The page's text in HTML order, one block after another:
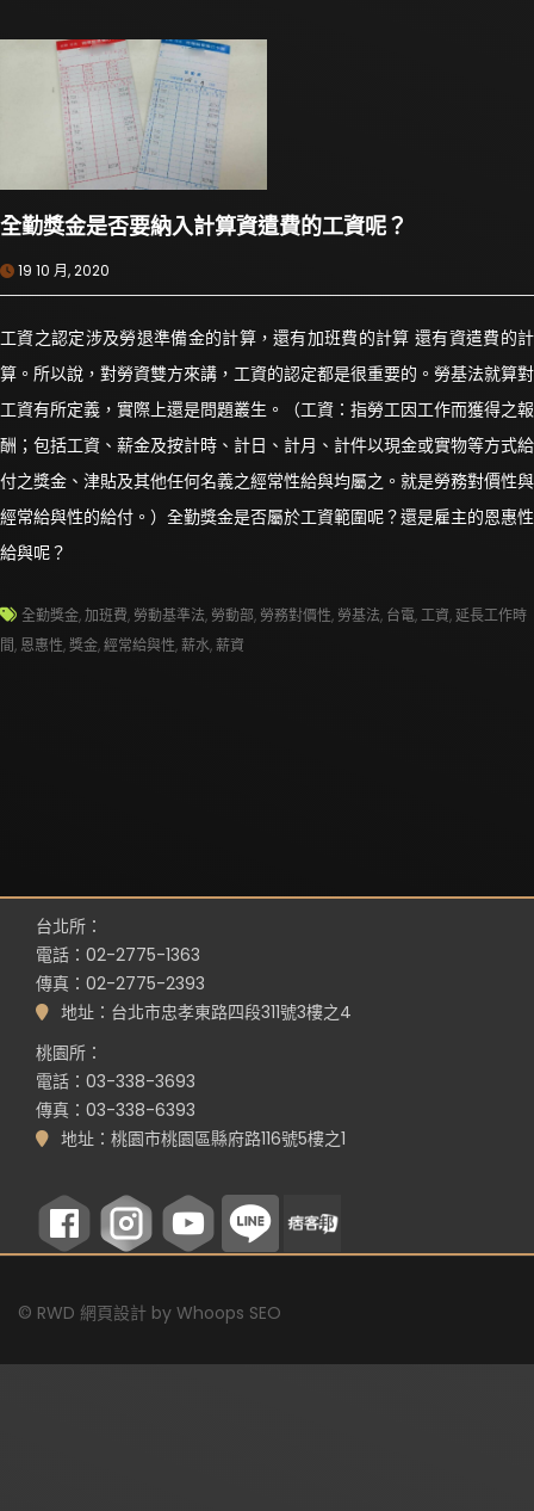
全勤獎金是否要納入計算資遣費的工資呢？
19 10 月, 2020
工資之認定涉及勞退準備金的計算，還有加班費的計算 還有資遣費的計
算。所以說，對勞資雙方來講，工資的認定都是很重要的。勞基法就算對
工資有所定義，實際上還是問題叢生。（工資：指勞工因工作而獲得之報
酬；包括工資、薪金及按計時、計日、計月、計件以現金或實物等方式給
付之獎金、津貼及其他任何名義之經常性給與均屬之。就是勞務對價性與
經常給與性的給付。）全勤獎金是否屬於工資範圍呢？還是雇主的恩惠性
給與呢？
全勤獎金,加班費, 勞動基準法, 勞動部, 勞務對價性, 勞基法, 台電,工資,延長工作時
間, 恩惠性,獎金,經常給與性,薪水,薪資
台北所：
電話：02-2775-1363
傳真：02-2775-2393
地址：台北市忠孝東路四段311號3樓之4
桃園所：
電話：03-338-3693
傳真：03-338-6393
地址：桃園市桃園區縣府路116號5樓之1
© RWD 網頁設計 by Whoops SEO